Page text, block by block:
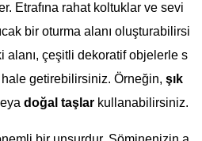
Etrafına rahat koltuklar ve sevi
bir oturma alanı oluşturabilirsi
alanı, çeşitli dekoratif objelerle s
getirebilirsiniz. Örneğin, şık
doğal taşlar kullanabilirsiniz.